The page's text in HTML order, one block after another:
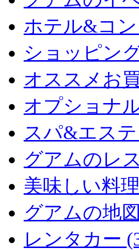
ホテル&コ
ショッピン
オススメお
オプショナ
スパ&エス
グアムのレ
美味しい料
グアムの地
レンタカー